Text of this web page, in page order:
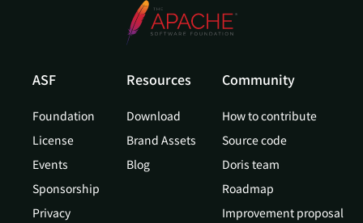
ASF
Foundation
License
Events
Sponsorship
Privacy
Resources
Download
Brand Assets
Blog
Community
How to contribute
Source code
Doris team
Roadmap
Improvement proposal